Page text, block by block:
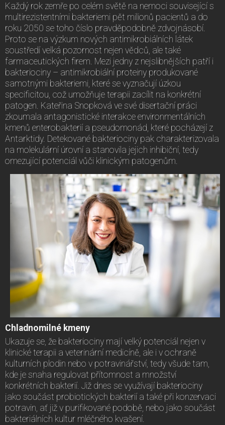
Každý rok zemře po celém světě na nemoci související s
multirezistentními bakteriemi pět milionů pacientů a do
roku 2050 se toho číslo pravděpodobně zdvojnásobí.
Proto se na výzkum nových antimikrobiálních látek
soustředí velká pozornost nejen vědců, ale také
farmaceutických firem. Mezi jedny z nejslibnějších patří i
bakteriociny – antimikrobiální proteiny produkované
samotnými bakteriemi, které se vyznačují úzkou
specificitou, což umožňuje terapii zacílit na konkrétní
patogen. Kateřina Snopková ve své disertační práci
zkoumala antagonistické interakce environmentálních
kmenů enterobakterií a pseudomonád, které pocházejí z
Antarktidy. Detekované bakteriociny pak charakterizovala
na molekulární úrovní a stanovila jejich inhibiční, tedy
omezující potenciál vůči klinickým patogenům.
Chladnomilné kmeny
Ukazuje se, že bakteriociny mají velký potenciál nejen v
klinické terapii a veterinární medicíně, ale i v ochraně
kulturních plodin nebo v potravinářství, tedy všude tam,
kde je snaha regulovat přítomnost a množství
konkrétních bakterií. Již dnes se využívají bakteriociny
jako součást probiotických bakterií a také při konzervaci
potravin, ať již v purifikované podobě, nebo jako součást
bakteriálních kultur mléčného kvašení.